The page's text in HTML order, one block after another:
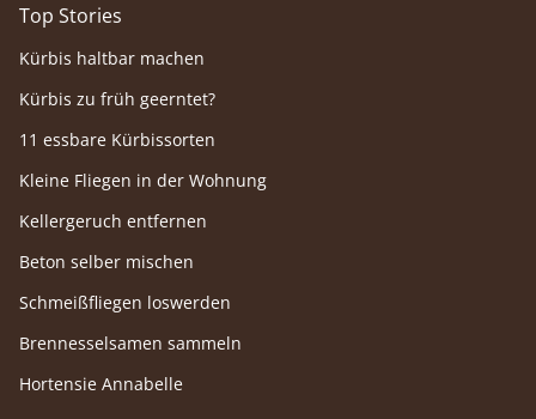
Top Stories
Kürbis haltbar machen
Kürbis zu früh geerntet?
11 essbare Kürbissorten
Kleine Fliegen in der Wohnung
Kellergeruch entfernen
Beton selber mischen
Schmeißfliegen loswerden
Brennesselsamen sammeln
Hortensie Annabelle